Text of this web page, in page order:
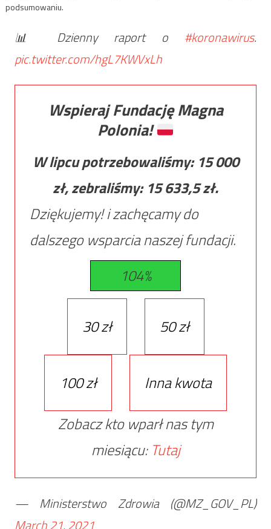
podsumowaniu.
📊 Dzienny raport o #koronawirus.
pic.twitter.com/hgL7KWVxLh
Wspieraj Fundację Magna
Polonia!
W lipcu potrzebowaliśmy: 15 000
zł, zebraliśmy: 15 633,5zł.
Dziękujemy! i zachęcamy do
dalszego wsparcia naszej fundacji.
104%
30 zł 50 zł
100 zł
Inna kwota
Zobacz kto wparł nas tym
miesiącu: Tutaj
— Ministerstwo Zdrowia (@MZ_GOV_PL)
March 21, 2021